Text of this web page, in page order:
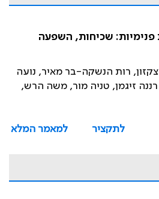
פנימיות: שכיחות, השפעה
רות הנשקה-בר מאיר, נועה
רננה זיגמן, טניה מור, משה הרש,
לתקציר
למאמר המלא